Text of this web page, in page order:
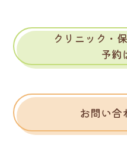
クリニック・
予約
お問い合